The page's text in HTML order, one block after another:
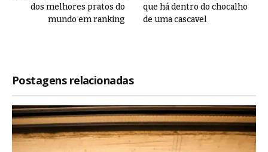
dos melhores pratos do
mundo em ranking
que há dentro do chocalho
de uma cascavel
Postagens relacionadas